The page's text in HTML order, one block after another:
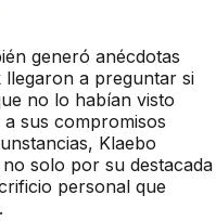
generó anécdotas
llegaron a preguntar si
no lo habían visto
sus compromisos
Klaebo
solo por su destacada
personal que